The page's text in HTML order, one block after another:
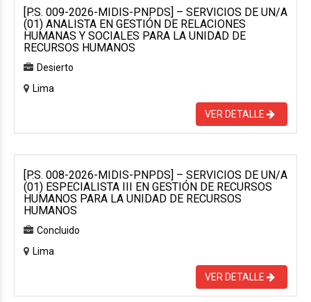
[P.S. 009-2026-MIDIS-PNPDS] – SERVICIOS DE UN/A
(01) ANALISTA EN GESTIÓN DE RELACIONES
HUMANAS Y SOCIALES PARA LA UNIDAD DE
RECURSOS HUMANOS
Desierto
Lima
VER DETALLE
[P.S. 008-2026-MIDIS-PNPDS] – SERVICIOS DE UN/A
(01) ESPECIALISTA III EN GESTIÓN DE RECURSOS
HUMANOS PARA LA UNIDAD DE RECURSOS
HUMANOS
Concluido
Lima
VER DETALLE